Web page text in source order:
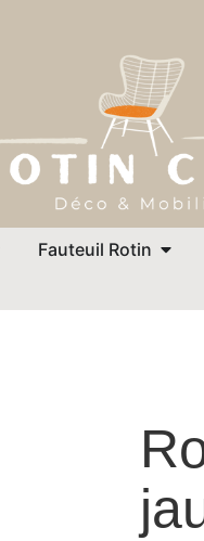
Fauteuil Rotin